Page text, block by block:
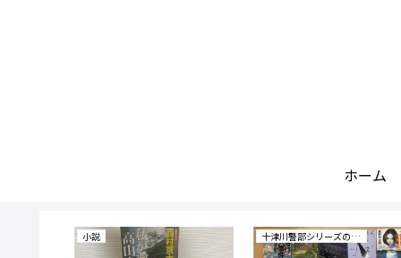
ホーム
小説 十津川警部シリーズの研究